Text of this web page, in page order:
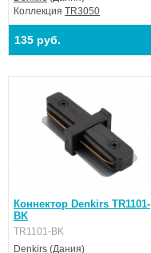
Коллекция TR3050
135 руб.
Коннектор Denkirs TR1101-
BK
TR1101-BK
Denkirs (Дания)